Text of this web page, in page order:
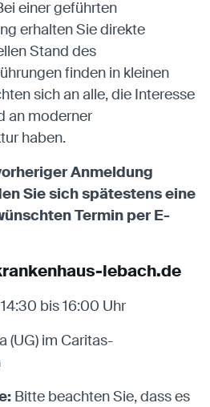
einer geführten
erhalten Sie direkte
Stand des
finden in kleinen
sich an alle, die Interesse
an moderner
haben.
Anmeldung
Sie sich spätestens eine
Termin per E-
lebach.de
bis 16:00 Uhr
(UG) im Caritas-
Bitte beachten Sie, dass es
erfassen Informationen
helfen uns zu
Besucher unsere Website